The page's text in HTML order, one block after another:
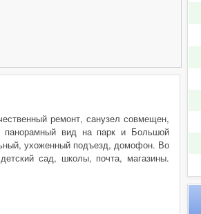
ремонт, санузел совмещен,
панорамный вид на парк и Большой
ухоженный подъезд, домофон. Во
сад, школы, почта, магазины.